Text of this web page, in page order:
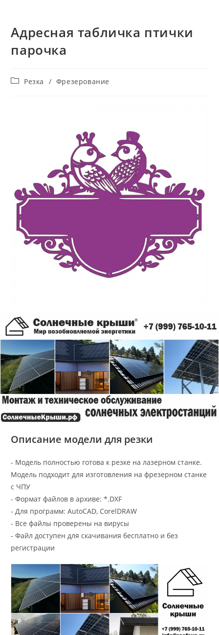
Адресная табличка птички
парочка
Рубрика
Резка / Фрезерование
Описание модели для резки
- Модель полностью готова к резке на лазерном станке.
Модель подходит для изготовления на фрезерном станке
с ЧПУ
- Формат файлов в архиве: *.DXF
- Для программ: AutoCAD, CorelDRAW
- Все файлы проверены на вирусы
- Файл доступен для скачивания бесплатно и без
регистрации